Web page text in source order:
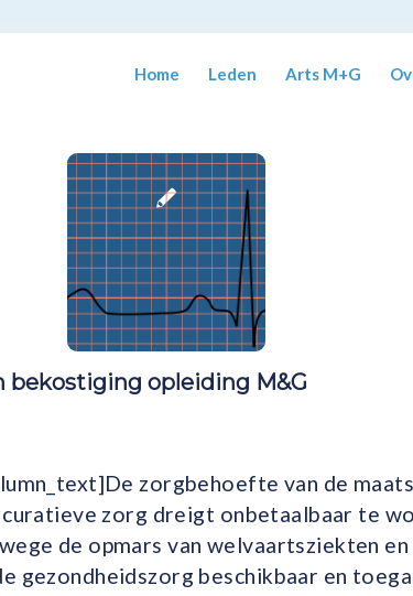
Home Leden Arts M+G
bekostiging opleiding M&G
zorgbehoefte van de
zorg dreigt onbetaalbaar te
de opmars van welvaartsziekten en
gezondheidszorg beschikbaar en